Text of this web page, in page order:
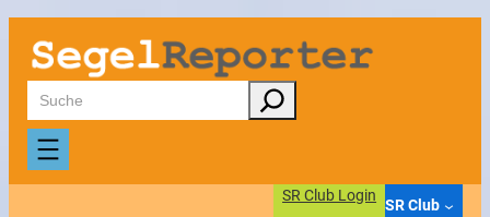
Zum
Inhalt
springen
Suchen
SR Club Login
SR Club